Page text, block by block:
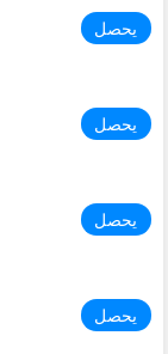
يحصل
يحصل
يحصل
يحصل